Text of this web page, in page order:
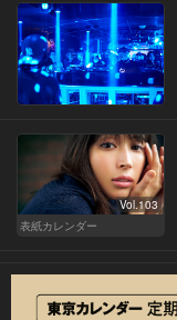
Vol.103
表紙カレンダー